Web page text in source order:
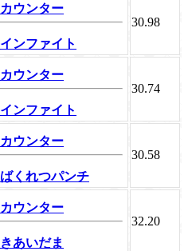
カウンター
インファイト
30.98
カウンター
インファイト
30.74
カウンター
ばくれつパンチ
30.58
カウンター
きあいだま
32.20